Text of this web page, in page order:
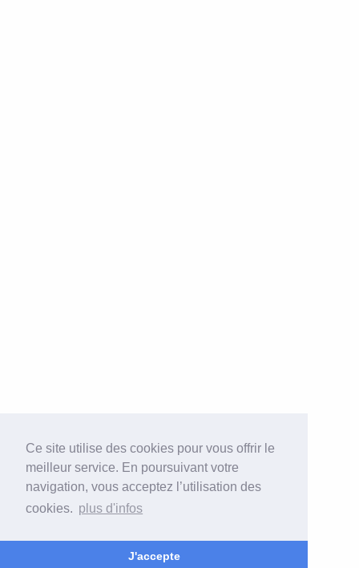
Ce site utilise des cookies pour vous offrir le
meilleur service. En poursuivant votre
navigation, vous acceptez l’utilisation des
cookies. plus d'infos
J'accepte